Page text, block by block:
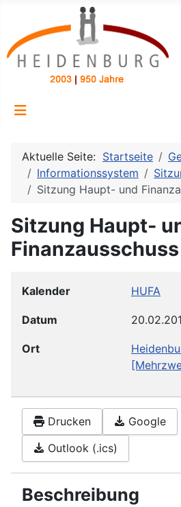
Aktuelle Seite: Startseite
Informationssystem
Sitzung Haupt- und
Sitzung Haupt-
Finanzausschuss
Kalender HUFA
Datum
Ort
Drucken
Google
Outlook (.ics)
Beschreibung